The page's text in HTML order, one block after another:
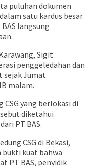
puluhan dokumen
satu kardus besar.
langsung
Sigit
penggeledahan dan
sejak Jumat
malam.
CSG yang berlokasi di
diketahui
PT BAS.
CSG di Bekasi,
bukti kuat bahwa
PT BAS, penyidik